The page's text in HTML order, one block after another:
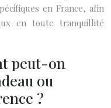
en France, afin
en toute tranquillité
peut-on
ou
?